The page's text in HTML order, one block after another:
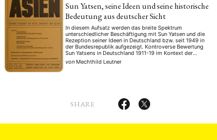
Sun Yatsen, seine Ideen und seine historische
Bedeutung aus deutscher Sicht
In diesem Aufsatz werden das breite Spektrum
unterschiedlicher Beschäftigung mit Sun Yatsen und die
Rezeption seiner Ideen in Deutschland bzw. seit 1949 in
der Bundesrepublik aufgezeigt. Kontroverse Bewertung
Sun Yatsens in Deutschland 1911-19 im Kontext der
Revolution von 1911. Sun Yatsen und der Sunyatsenismus
als Thema der Politologen und Sinologen in der BRD.
von Mechthild Leutner
SHARE